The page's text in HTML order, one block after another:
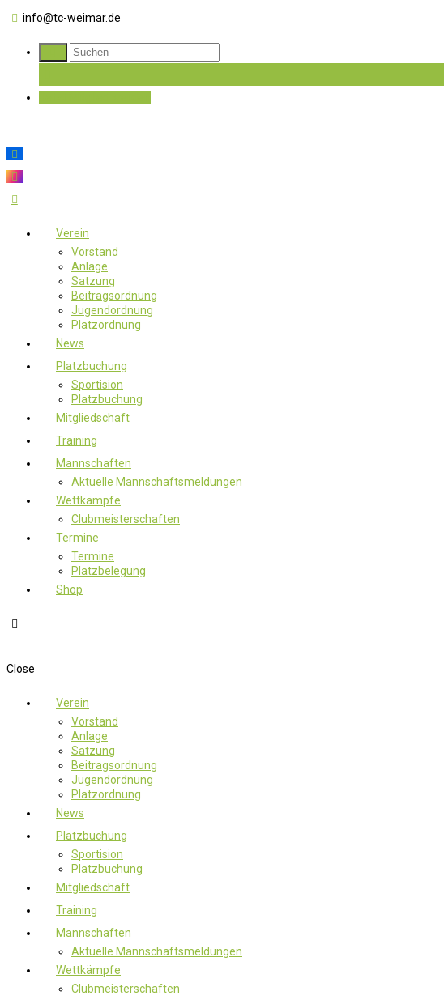
info@tc-weimar.de
Verein
Vorstand
Anlage
Satzung
Beitragsordnung
Jugendordnung
Platzordnung
News
Platzbuchung
Sportision
Platzbuchung
Mitgliedschaft
Training
Mannschaften
Aktuelle Mannschaftsmeldungen
Wettkämpfe
Clubmeisterschaften
Termine
Termine
Platzbelegung
Shop
Close
Verein
Vorstand
Anlage
Satzung
Beitragsordnung
Jugendordnung
Platzordnung
News
Platzbuchung
Sportision
Platzbuchung
Mitgliedschaft
Training
Mannschaften
Aktuelle Mannschaftsmeldungen
Wettkämpfe
Clubmeisterschaften